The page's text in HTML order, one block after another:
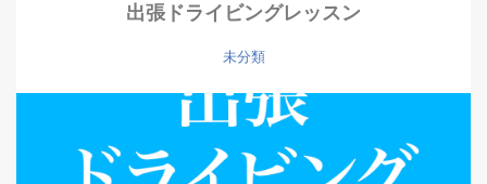
出張ドライビングレッスン
未分類